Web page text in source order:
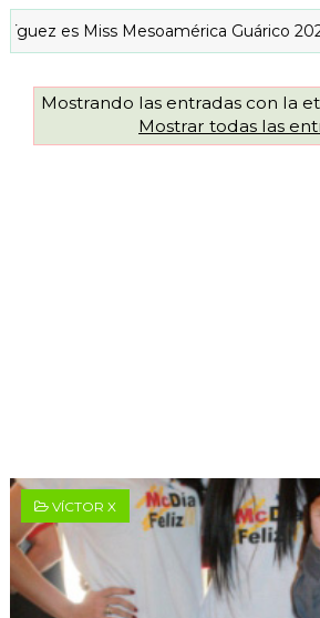
Miss Mesoamérica Guárico 2026
Mostrando las entradas con la
Mostrar todas las
VÍCTOR X